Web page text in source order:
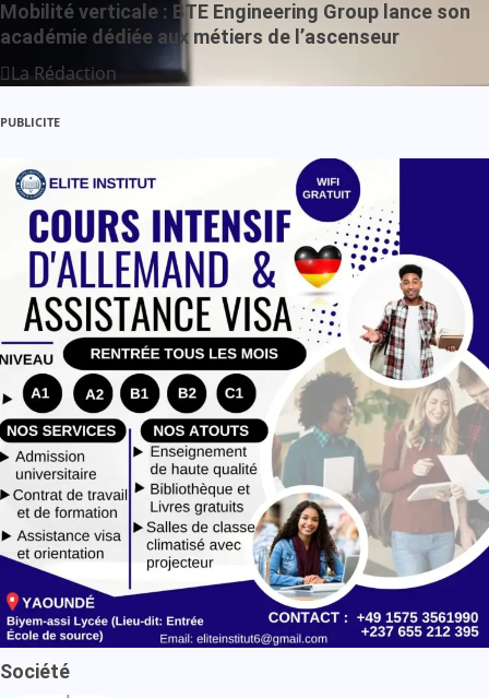
Mobilité verticale : BTE Engineering Group lance son
académie dédiée aux métiers de l’ascenseur
La Rédaction
PUBLICITE
Société